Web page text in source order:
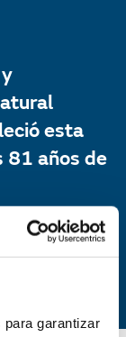
garantizar
esta
81 años de